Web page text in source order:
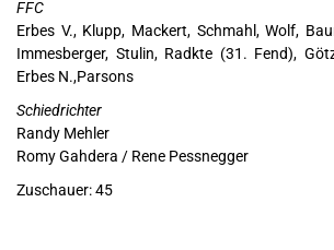
FFC
Erbes V., Klupp, Mackert, Schmahl, Wolf,
Immesberger, Stulin, Radkte (31. Fend),
Erbes N.,Parsons
Schiedrichter
Randy Mehler
Romy Gahdera / Rene Pessnegger
Zuschauer: 45